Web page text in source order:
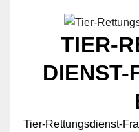
TIER-
DIENST-
Tier-Rettungsdienst-